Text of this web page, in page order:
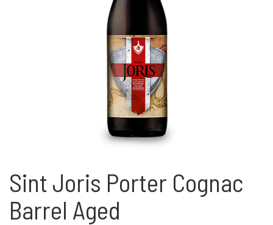
Sint Joris Porter Cognac
Barrel Aged